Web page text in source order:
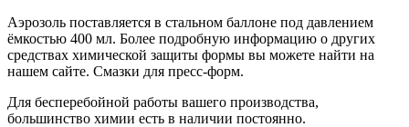
Аэрозоль поставляется в стальном баллоне под давлением
ёмкостью 400 мл. Более подробную информацию о других
средствах химической защиты формы вы можете найти на
нашем сайте. Смазки для пресс-форм.
Для бесперебойной работы вашего производства,
большинство химии есть в наличии постоянно.